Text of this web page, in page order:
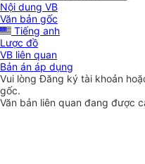
Nội dung VB
Văn bản gốc
Tiếng anh
Lược đồ
VB liên quan
Bản án áp dụng
Vui lòngĐăng ký tài khoản
gốc.
Văn bản liên quan đang được